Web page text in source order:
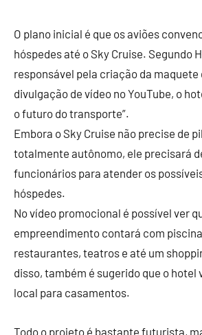
O plano inicial é que os aviões
hóspedes até o Sky Cruise. Segundo
responsável pela criação da maquete
divulgação de vídeo no YouTube, o
o futuro do transporte”.
Embora o Sky Cruise não precise de
totalmente autônomo, ele precisará
funcionários para atender os
hóspedes.
No vídeo promocional é possível ver
empreendimento contará com
restaurantes, teatros e até um
disso, também é sugerido que o hotel
local para casamentos.
Todo o projeto é bastante futurista,